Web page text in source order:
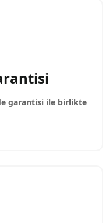
garantisi ile birlikte